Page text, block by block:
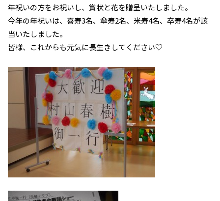
年祝いの方をお祝いし、賞状と花を贈呈いたしました。
今年の年祝いは、喜寿3名、傘寿2名、米寿4名、卒寿4名が該
当いたしました。
皆様、これからも元気に長生きしてください♡